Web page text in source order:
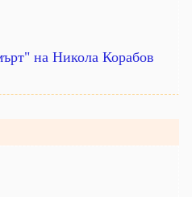
на Никола Корабов